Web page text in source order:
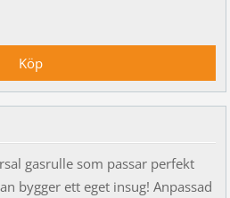
gasrulle som passar perfekt
bygger ett eget insug! Anpassad